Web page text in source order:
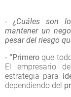
- ¿Cuáles son
mantener un
pesar del riesgo
- “Primeroque
El empresario
estrategia para
dependiendo del